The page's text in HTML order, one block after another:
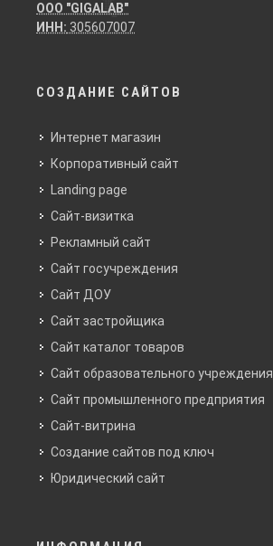
ООО "GIGALAB"
ИНН: 305607007
СОЗДАНИЕ САЙТОВ
Интернет магазин
Корпоративный сайт
Landing page
Сайт-визитка
Рекламный сайт
Сайт госучреждения
Сайт ДОУ
Сайт застройщика
Сайт каталог товаров
Сайт образовательного учреждения
Сайт промышленного предприятия
Сайт-витрина
Создание сайтов под ключ
Юридический сайт